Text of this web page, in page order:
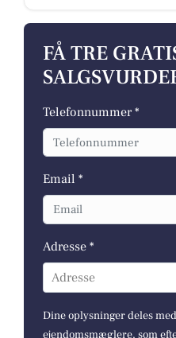
FÅ TRE
Telefonnummer *
Email *
Adresse *
Adresse
Dine oplysninger deles
ejendomsmæglere, som